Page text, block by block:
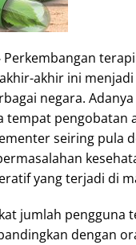
Perkembangan
akhir ini
negara.
tempat pengobatan
seiring pula
yang terjadi di
jumlah pengguna
dengan